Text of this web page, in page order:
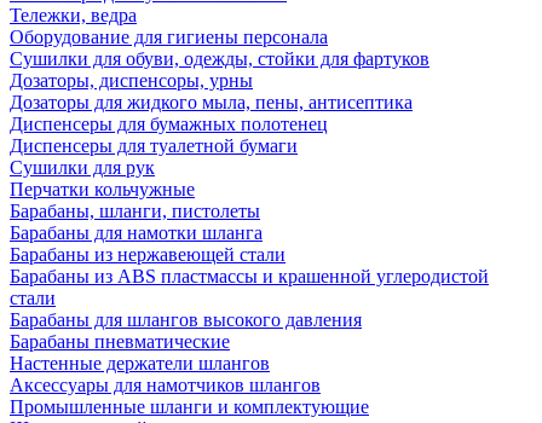
Тележки, ведра
Оборудование для гигиены персонала
Сушилки для обуви, одежды, стойки для фартуков
Дозаторы, диспенсоры, урны
Дозаторы для жидкого мыла, пены, антисептика
Диспенсеры для бумажных полотенец
Диспенсеры для туалетной бумаги
Сушилки для рук
Перчатки кольчужные
Барабаны, шланги, пистолеты
Барабаны для намотки шланга
Барабаны из нержавеющей стали
Барабаны из ABS пластмассы и крашенной углеродистой
стали
Барабаны для шлангов высокого давления
Барабаны пневматические
Настенные держатели шлангов
Аксессуары для намотчиков шлангов
Промышленные шланги и комплектующие